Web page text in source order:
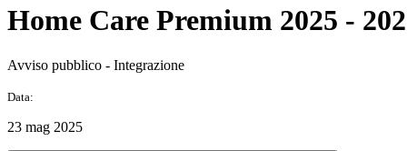
Home Care Premium 2025 -
Avviso pubblico - Integrazione
Data:
23 mag 2025